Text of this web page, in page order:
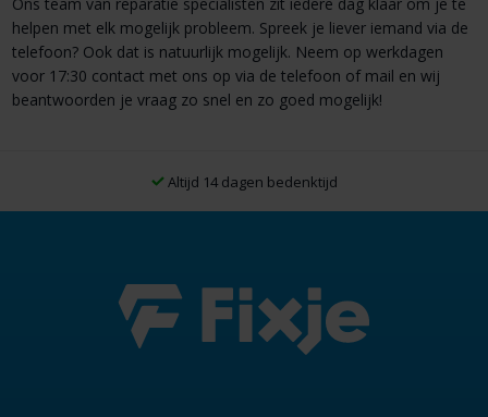
helpen met elk mogelijk probleem. Spreek je liever iemand via de
telefoon? Ook dat is natuurlijk mogelijk. Neem op werkdagen
voor 17:30 contact met ons op via de telefoon of mail en wij
beantwoorden je vraag zo snel en zo goed mogelijk!
Altijd 14 dagen bedenktijd